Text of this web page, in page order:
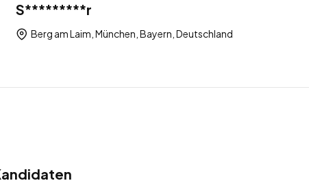
S*********r
Berg am Laim, München, Bayern, Deutschland